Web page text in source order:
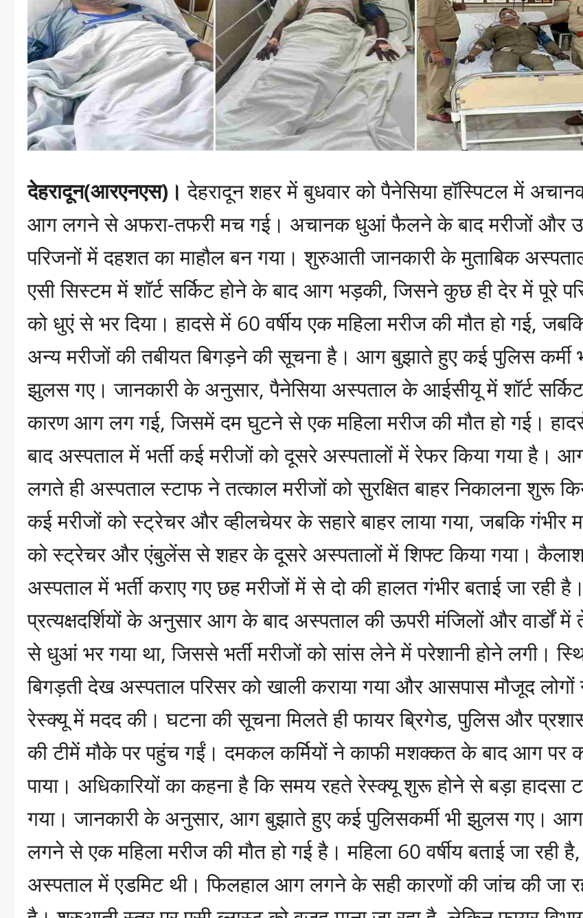
देहरादून(आरएनएस)। देहरादून शहर में बुधवार को पैनेसिया हॉस्पिटल में
आग लगने से अफरा-तफरी मच गई। अचानक धुआं फैलने के बाद मरीजों और
परिजनों में दहशत का माहौल बन गया। शुरुआती जानकारी के मुताबिक
एसी सिस्टम में शॉर्ट सर्किट होने के बाद आग भड़की, जिसने कुछ ही देर में पूरे
को धुएं से भर दिया। हादसे में 60 वर्षीय एक महिला मरीज की मौत हो गई,
अन्य मरीजों की तबीयत बिगड़ने की सूचना है। आग बुझाते हुए कई पुलिस कर्मी
झुलस गए। जानकारी के अनुसार, पैनेसिया अस्पताल के आईसीयू में शॉर्ट
कारण आग लग गई, जिसमें दम घुटने से एक महिला मरीज की मौत हो गई।
बाद अस्पताल में भर्ती कई मरीजों को दूसरे अस्पतालों में रेफर किया गया है।
लगते ही अस्पताल स्टाफ ने तत्काल मरीजों को सुरक्षित बाहर निकालना शुरू
कई मरीजों को स्ट्रेचर और व्हीलचेयर के सहारे बाहर लाया गया, जबकि गंभीर
को स्ट्रेचर और एंबुलेंस से शहर के दूसरे अस्पतालों में शिफ्ट किया गया।
अस्पताल में भर्ती कराए गए छह मरीजों में से दो की हालत गंभीर बताई जा रही है।
प्रत्यक्षदर्शियों के अनुसार आग के बाद अस्पताल की ऊपरी मंजिलों और वार्डों में
से धुआं भर गया था, जिससे भर्ती मरीजों को सांस लेने में परेशानी होने लगी।
बिगड़ती देख अस्पताल परिसर को खाली कराया गया और आसपास मौजूद लोगों
रेस्क्यू में मदद की। घटना की सूचना मिलते ही फायर ब्रिगेड, पुलिस और
की टीमें मौके पर पहुंच गईं। दमकल कर्मियों ने काफी मशक्कत के बाद आग पर
पाया। अधिकारियों का कहना है कि समय रहते रेस्क्यू शुरू होने से बड़ा हादसा
गया। जानकारी के अनुसार, आग बुझाते हुए कई पुलिसकर्मी भी झुलस गए। आग
लगने से एक महिला मरीज की मौत हो गई है। महिला 60 वर्षीय बताई जा रही
अस्पताल में एडमिट थी। फिलहाल आग लगने के सही कारणों की जांच की जा